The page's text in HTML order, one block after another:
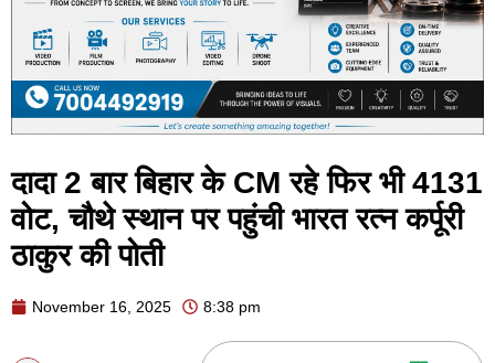
दादा 2 बार बिहार के CM रहे फिर भी 4131
वोट, चौथे स्थान पर पहुंची भारत रत्न कर्पूरी
ठाकुर की पोती
November 16, 2025 8:38 pm